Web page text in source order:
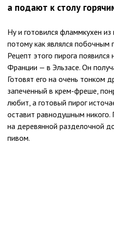
а подают к столу
Ну и готовился фламмкухен из
потому как являлся побочным
Рецепт этого пирога появился
Франции — в Эльзасе. Он
Готовят его на очень тонком
запеченный в крем-фреше,
любит, а готовый пирог
оставит равнодушным
на деревянной разделочной
пивом.